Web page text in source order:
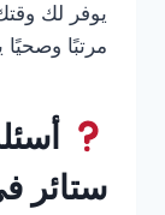
يوفر لك
مرتبًا
ستائر